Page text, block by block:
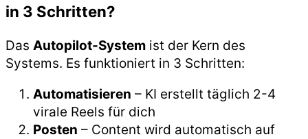
in 3 Schritten?
Das Autopilot-System ist der Kern des
Systems. Es funktioniert in 3 Schritten:
Automatisieren – KI erstellt täglich 2-4
virale Reels für dich
Posten – Content wird automatisch auf